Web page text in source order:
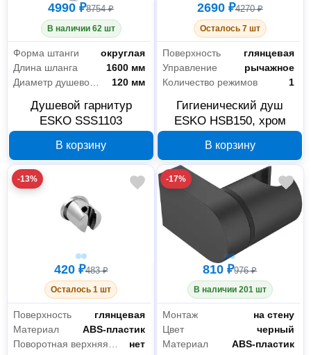
4990 ₽8754 ₽
В наличии 62 шт
Форма штанги
округлая
Длина шланга
1600 мм
120 мм
Душевой гарнитур
ESKO SSS1103
В корзину
2690 ₽4270 ₽
Осталось 7 шт
Поверхность
глянцевая
Управление
рычажное
Количество режимов
1
Гигиенический душ
ESKO HSB150, хром
В корзину
-13%
420 ₽483 ₽
Осталось 1 шт
Поверхность
глянцевая
Материал
ABS-пластик
нет
-17%
810 ₽976 ₽
В наличии 201 шт
Монтаж
на стену
Цвет
черный
Материал
ABS-пластик